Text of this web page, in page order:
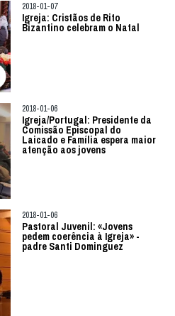
2018-01-07
Igreja: Cristãos de Rito
Bizantino celebram o Natal
2018-01-06
Igreja/Portugal: Presidente da
Comissão Episcopal do
Laicado e Família espera maior
atenção aos jovens
2018-01-06
Pastoral Juvenil: «Jovens
pedem coerência à Igreja» -
padre Santi Dominguez